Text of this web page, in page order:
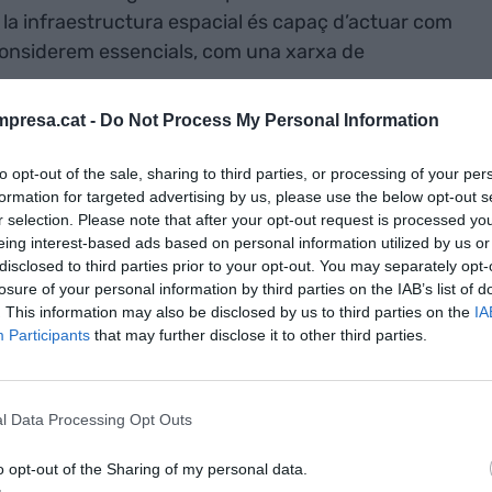
- Do Not Process My Personal Information
opt-out of the sale, sharing to third parties, or processing of your
for targeted advertising by us, please use the below opt-out
selection. Please note that after your opt-out request is processed
interest-based ads based on personal information utilized by us
to third parties prior to your opt-out. You may separately
of your personal information by third parties on the IAB’s list of
This information may also be disclosed by us to third parties on the
Participants that may further disclose it to other third parties.
Data Processing Opt Outs
opt-out of the Sharing of my personal data.
infraestructura espacial és capaç d’actuar com
essencials, com una xarxa de
geopolític que requereix que aquesta
i autònoma, és a dir, que no depengui
Més que mai, Europa es troba en un
pròpies i cadenes de valor robustes i
de dissenyar, produir i llançar satèl·lits
satel·litàries.
que